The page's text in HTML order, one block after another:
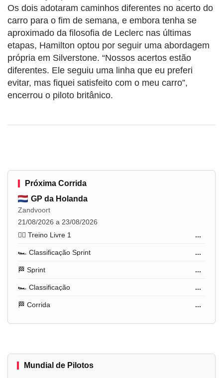
Os dois adotaram caminhos diferentes no acerto do
carro para o fim de semana, e embora tenha se
aproximado da filosofia de Leclerc nas últimas
etapas, Hamilton optou por seguir uma abordagem
própria em Silverstone. “Nossos acertos estão
diferentes. Ele seguiu uma linha que eu preferi
evitar, mas fiquei satisfeito com o meu carro”,
encerrou o piloto britânico.
Próxima Corrida
GP da Holanda
Zandvoort
21/08/2026 a 23/08/2026
🏋️‍♂️ Treino Livre 1
...
🏎️ Classificação Sprint ...
🏁 Sprint ...
🏎️ Classificação ...
🏁 Corrida ...
Mundial de Pilotos